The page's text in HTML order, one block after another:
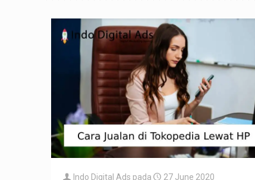
Indo Digital Ads pada 27 June 2020